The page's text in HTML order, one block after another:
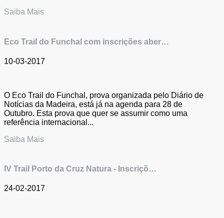
Saiba Mais
Eco Trail do Funchal com inscrições aber…
10-03-2017
O Eco Trail do Funchal, prova organizada pelo Diário de
Notícias da Madeira, está já na agenda para 28 de
Outubro. Esta prova que quer se assumir como uma
referência internacional...
Saiba Mais
IV Trail Porto da Cruz Natura - Inscriçõ…
24-02-2017